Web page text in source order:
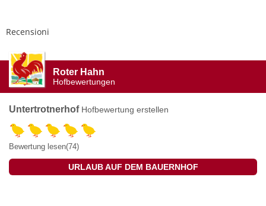
Recensioni
Roter Hahn
Hofbewertungen
Untertrotnerhof Hofbewertung erstellen
Bewertung lesen(74)
URLAUB AUF DEM BAUERNHOF